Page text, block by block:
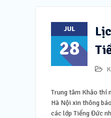
JUL
28
Trung tâm Khảo thí
Hà Nội xin thông
các lớp Tiếng Đức